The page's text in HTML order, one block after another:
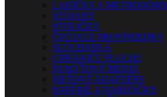
LADIČKY A
STOJANY
STOLIČKY
ČISTIACE PROSTRIEDKY
SLÚCHADLÁ
CHRÁNIČE SLUCHU
PAMÄŤOVÉ MÉDIÁ
SIEŤOVÉ ADAPTÉRY
BATÉRIE A NABÍJAČKY